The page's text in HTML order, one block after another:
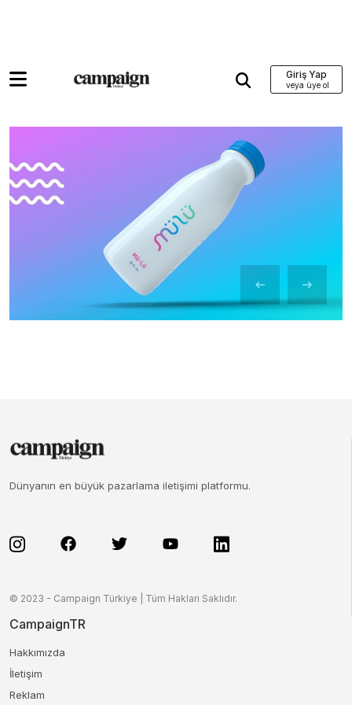
Giriş Yap
Dünyanın en büyük pazarlama iletişimi platformu.
© 2023 - Campaign Türkiye | Tüm Hakları Saklıdır.
CampaignTR
Hakkımızda
İletişim
Reklam